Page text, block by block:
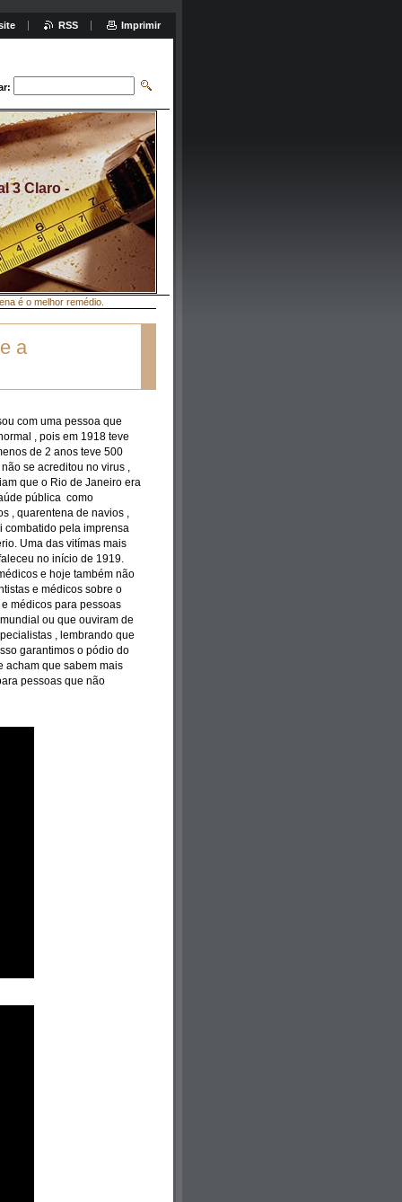
3 Claro -
é o melhor remédio.
a
com uma pessoa que
, pois em 1918 teve
de 2 anos teve 500
se acreditou no virus ,
que o Rio de Janeiro era
pública como
, quarentena de navios ,
combatido pela imprensa
Uma das vitímas mais
no início de 1919.
e hoje também não
e médicos sobre o
médicos para pessoas
ou que ouviram de
, lembrando que
garantimos o pódio do
acham que sabem mais
pessoas que não
RSS Imprimir